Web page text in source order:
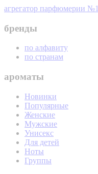
агрегатор парфюмерии №1
бренды
по алфавиту
по странам
ароматы
Новинки
Популярные
Женские
Мужские
Унисекс
Для детей
Ноты
Группы